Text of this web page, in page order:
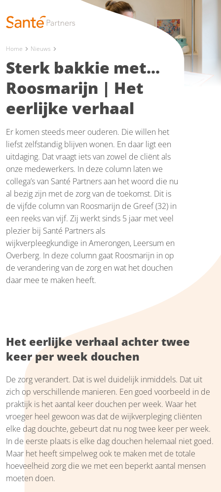
Home chevron_right Nieuws chevron_right
Sterk bakkie met...
Roosmarijn | Het
eerlijke verhaal
Er komen steeds meer ouderen. Die willen het
liefst zelfstandig blijven wonen. En daar ligt een
uitdaging. Dat vraagt iets van zowel de cliënt als
onze medewerkers. In deze column laten we
collega’s van Santé Partners aan het woord die nu
al bezig zijn met de zorg van de toekomst. Dit is
de vijfde column van Roosmarijn de Greef (32) in
een reeks van vijf. Zij werkt sinds 5 jaar met veel
plezier bij Santé Partners als
wijkverpleegkundige in Amerongen, Leersum en
Overberg. In deze column gaat Roosmarijn in op
de verandering van de zorg en wat het douchen
daar mee te maken heeft.
Het eerlijke verhaal achter twee
keer per week douchen
De zorg verandert. Dat is wel duidelijk inmiddels. Dat uit
zich op verschillende manieren. Een goed voorbeeld in de
praktijk is het aantal keer douchen per week. Waar het
vroeger heel gewoon was dat de wijkverpleging cliënten
elke dag douchte, gebeurt dat nu nog twee keer per week.
In de eerste plaats is elke dag douchen helemaal niet goed.
Maar het heeft simpelweg ook te maken met de totale
hoeveelheid zorg die we met een beperkt aantal mensen
moeten doen.